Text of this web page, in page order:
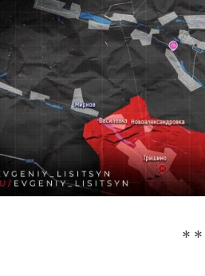
* *